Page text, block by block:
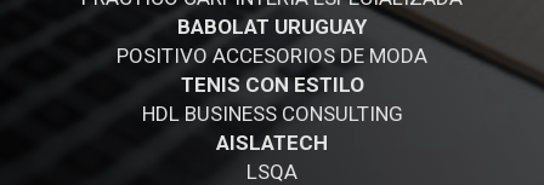
BABOLAT URUGUAY
POSITIVO ACCESORIOS DE MODA
TENIS CON ESTILO
HDL BUSINESS CONSULTING
AISLATECH
LSQA